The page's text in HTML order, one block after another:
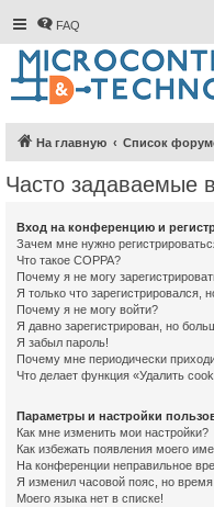
FAQ
На главную Список
Часто задаваемые
Вход на конференцию и
Зачем мне нужно
Что такое COPPA?
Почему я не могу
Я только что зарегистрировался,
Почему я не могу войти?
Я давно зарегистрирован, но
Я забыл пароль!
Почему мне периодически
Что делает функция «Удалить
Параметры и настройки
Как мне изменить мои настройки?
Как избежать появления моего
На конференции неправильное
Я изменил часовой пояс, но
Моего языка нет в списке!